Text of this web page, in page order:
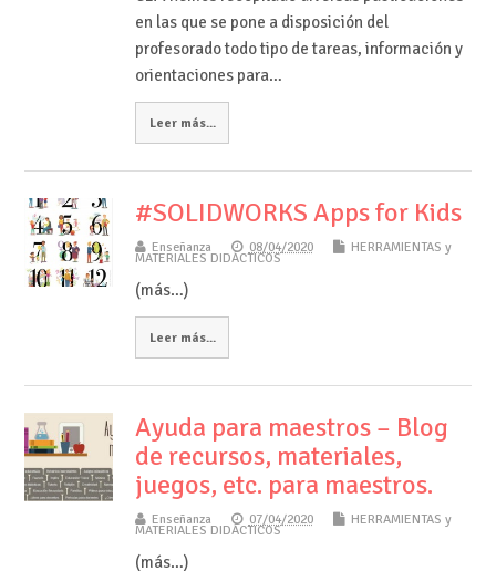
en las que se pone a disposición del
profesorado todo tipo de tareas, información y
orientaciones para…
Leer más...
#SOLIDWORKS Apps for Kids
Enseñanza 08/04/2020 HERRAMIENTAS y
MATERIALES DIDÁCTICOS
(más…)
Leer más...
Ayuda para maestros – Blog
de recursos, materiales,
juegos, etc. para maestros.
Enseñanza 07/04/2020 HERRAMIENTAS y
MATERIALES DIDÁCTICOS
(más…)